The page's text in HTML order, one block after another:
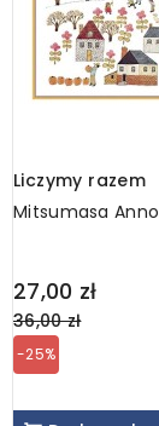
Liczymy razem
Mitsumasa Anno
27,00 zł
Regular
price
36,00 zł
-25%